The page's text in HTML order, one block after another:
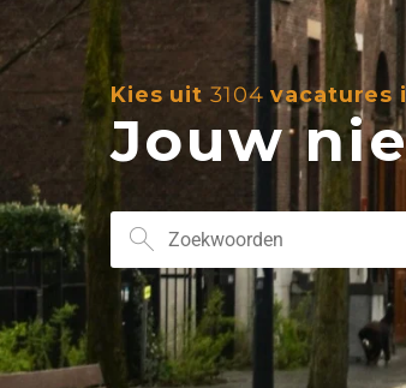
Kies uit 3104 vacatures
Jouw